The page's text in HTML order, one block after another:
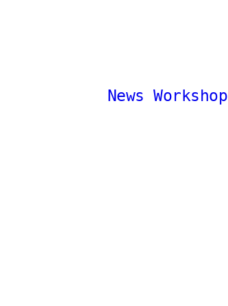
News Workshop